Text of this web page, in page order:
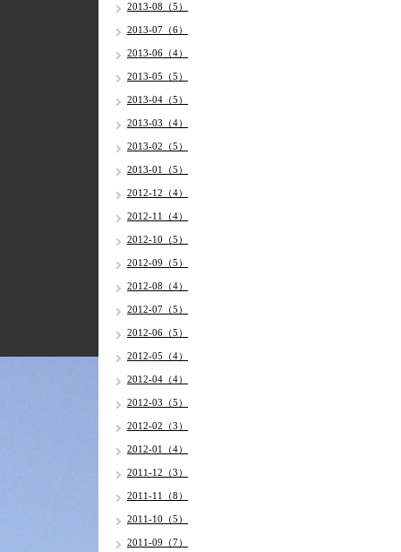
2013-08（5）
2013-07（6）
2013-06（4）
2013-05（5）
2013-04（5）
2013-03（4）
2013-02（5）
2013-01（5）
2012-12（4）
2012-11（4）
2012-10（5）
2012-09（5）
2012-08（4）
2012-07（5）
2012-06（5）
2012-05（4）
2012-04（4）
2012-03（5）
2012-02（3）
2012-01（4）
2011-12（3）
2011-11（8）
2011-10（5）
2011-09（7）